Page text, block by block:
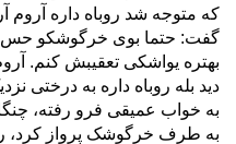
که متوجه شد روباه داره
گفت: حتما بوی خرگوشکو حس
بهتره یواشکی تعقیبش کنم.
دید بله روباه داره به
به خواب عمیقی فرو رفته،
به طرف خرگوشک پرواز کرد،